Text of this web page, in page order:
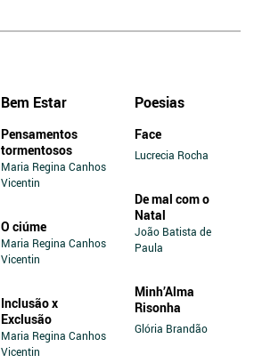
Bem Estar
Pensamentos
tormentosos
Maria Regina Canhos
Vicentin
O ciúme
Maria Regina Canhos
Vicentin
Inclusão x
Exclusão
Maria Regina Canhos
Vicentin
Poesias
Face
Lucrecia Rocha
De mal com o
Natal
João Batista de
Paula
Minh’Alma
Risonha
Glória Brandão